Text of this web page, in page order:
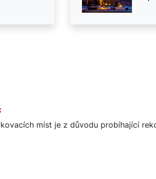
míst je z důvodu probíhající